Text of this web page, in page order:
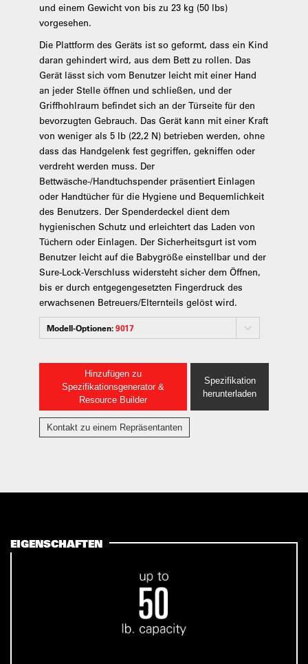
und einem Gewicht von bis zu 23 kg (50 lbs)
vorgesehen.
Die Plattform des Geräts ist so geformt, dass ein Kind
daran gehindert wird, aus dem Bett zu rollen. Das
Gerät lässt sich vom Benutzer leicht mit einer Hand
an jeder Stelle öffnen und schließen, und der
Griffhohlraum befindet sich an der Türseite für den
bevorzugten Gebrauch. Das Gerät kann mit einer Kraft
von weniger als 5 lb (22,2 N) betrieben werden, ohne
dass das Handgelenk fest gegriffen, gekniffen oder
verdreht werden muss. Der
Bettwäsche-/Handtuchspender präsentiert Einlagen
oder Handtücher für die Hygiene und Bequemlichkeit
des Benutzers. Der Spenderdeckel dient dem
hygienischen Schutz und erleichtert das Laden von
Tüchern oder Einlagen. Der Sicherheitsgurt ist vom
Benutzer leicht auf die Babygröße einstellbar und der
Sure-Lock-Verschluss widersteht sicher dem Öffnen,
bis er durch entgegengesetzten Fingerdruck des
erwachsenen Betreuers/Elternteils gelöst wird.
Modell-Optionen:9017
Hinzufügen zu
Spezifikationsgenerator &
Resource Builder
Spezifikation
herunterladen
Kontakt zu einem Repräsentanten
EIGENSCHAFTEN